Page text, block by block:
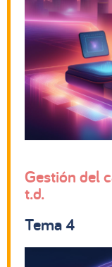
Gestión del
t.d.
Tema 4